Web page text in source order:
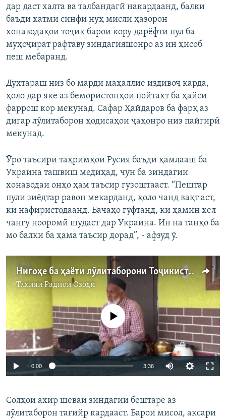
дар даст халта ва талбандагӣ накардаанд, балки
баъди хатми синфи нуҳ мисли ҳазорон
хонаводаҳои тоҷик барои кору дарёфти пул ба
муҳоҷират рафтаву зиндагияшонро аз ин ҳисоб
пеш мебаранд.
Духтараш низ бо марди маҳаллие издивоҷ карда,
ҳоло дар яке аз бемористонҳои пойтахт ба ҳайси
фаррош кор мекунад. Сафар Ҳайдаров ба фарқ аз
дигар лӯлитаборон ҳодисаҳои ҷаҳонро низ пайгирӣ
мекунад.
Ӯро таъсири таҳримҳои Русия баъди ҳамлааш ба
Украина ташвиш медиҳад, чун ба зиндагии
хонаводаи онҳо ҳам таъсир гузоштааст. “Пештар
пули зиёдтар равон мекарданд, ҳоло чанд вақт аст,
ки нафиристодаанд. Бачаҳо гуфтанд, ки ҳамин хел
чангу нооромӣ шудаст дар Украина. Ин на танҳо ба
мо балки ба ҳама таъсир дорад”, - афзуд ӯ.
Нигоҳе ба ҳаёти лӯлитаборони Тоҷикистон.
Таҳияи Радиои Озодӣ
Auto 240p 360p 480p
Феълан кор намекунад
0:00 3:36
360p
480p
Солҳои ахир шеваи зиндагии бештаре аз
лӯлитаборон тағийр кардааст. Барои мисол, аксари